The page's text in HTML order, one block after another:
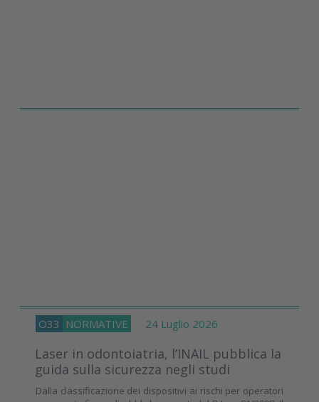
O33 NORMATIVE 24 Luglio 2026
Laser in odontoiatria, l’INAIL pubblica la
guida sulla sicurezza negli studi
Dalla classificazione dei dispositivi ai rischi per operatori